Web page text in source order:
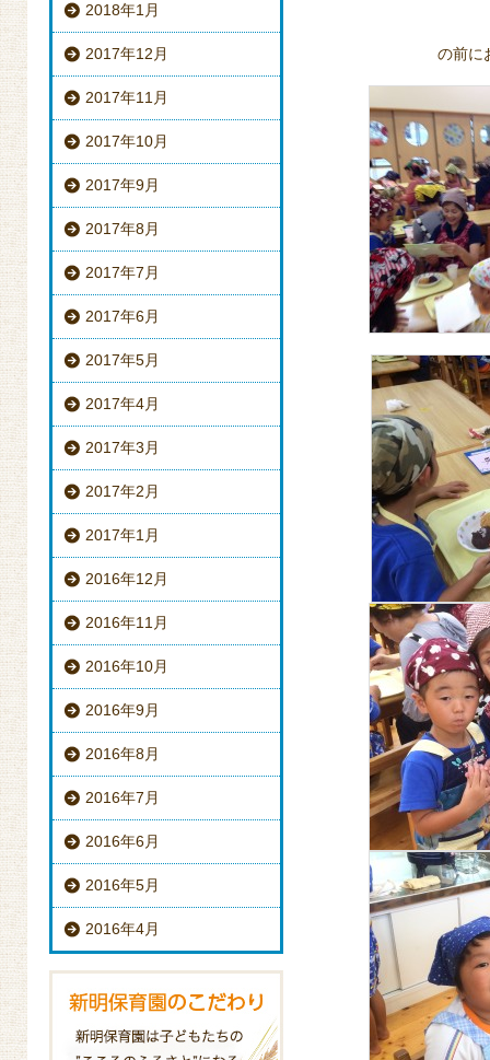
2018年1月
2017年12月
2017年11月
2017年10月
2017年9月
2017年8月
2017年7月
2017年6月
2017年5月
2017年4月
2017年3月
2017年2月
2017年1月
2016年12月
2016年11月
2016年10月
2016年9月
2016年8月
2016年7月
2016年6月
2016年5月
2016年4月
の前に